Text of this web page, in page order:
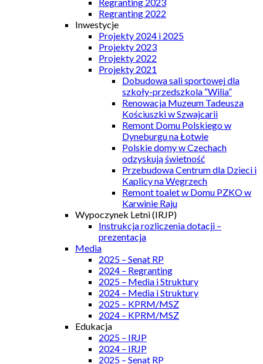
Regranting 2022
Inwestycje
Projekty 2024 i 2025
Projekty 2023
Projekty 2022
Projekty 2021
Dobudowa sali sportowej dla
szkoły-przedszkola “Wilia”
Renowacja Muzeum Tadeusza
Kościuszki w Szwajcarii
Remont Domu Polskiego w
Dyneburgu na Łotwie
Polskie domy w Czechach
odzyskują świetność
Przebudowa Centrum dla Dzieci i
Kaplicy na Węgrzech
Remont toalet w Domu PZKO w
Karwinie Raju
Wypoczynek Letni (IRJP)
Instrukcja rozliczenia dotacji –
prezentacja
Media
2025 – Senat RP
2024 – Regranting
2025 – Media i Struktury
2024 – Media i Struktury
2025 – KPRM/MSZ
2024 – KPRM/MSZ
Edukacja
2025 – IRJP
2024 – IRJP
2025 – Senat RP